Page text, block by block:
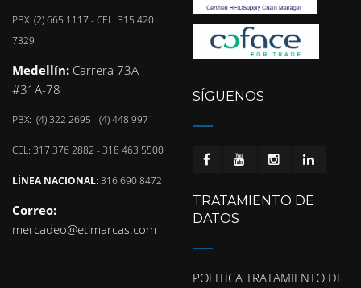
PBX: (2) 665 1117 - CEL: 315 420
7329
Medellín: Carrera 73A
#31A-78
PBX: (4) 322 2695 - (4) 448 9971
CEL: 317 376 2882 - 318 463 5500
LÍNEA NACIONAL: 316 690 8472
Correo:
mercadeo@etimarcas.com
SÍGUENOS
TRATAMIENTO DE
DATOS
POLITICA TRATAMIENTO DE